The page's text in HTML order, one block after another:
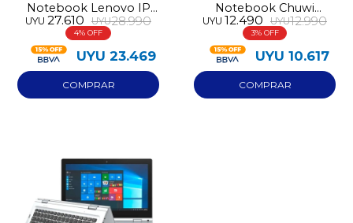
Notebook Lenovo IP
SLIM 3 15AMN8 Ryzen 3
256GB
UYU 27.610 UYU28.990
4
UYU 23.469
Notebook Chuwi
Herobook Pro N4020
256GB
UYU 12.490 UYU12.990
3
UYU 10.617